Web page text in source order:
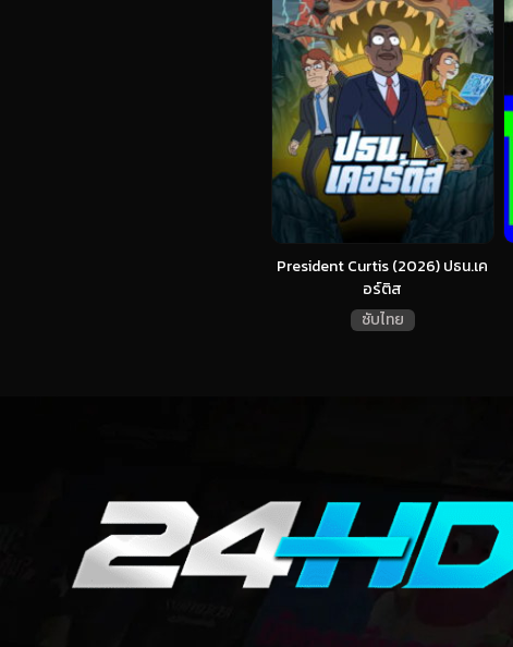
President Curtis (2026) ปธน.เค
อร์ติส
ซับไทย